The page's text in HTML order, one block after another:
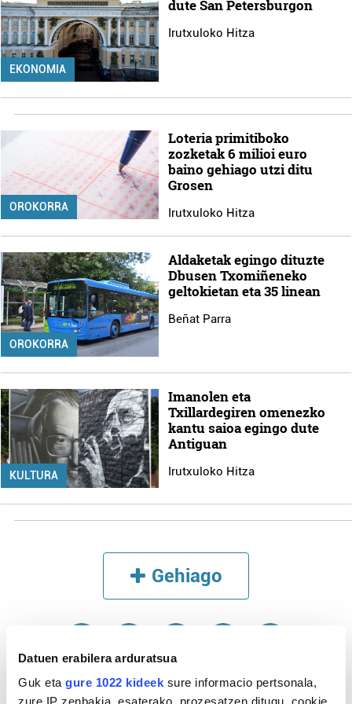
Datuen erabilera arduratsua
Guk eta gure 1022 kideek sure informacio pertsonala,
zure IP zenbakia, esaterako, prozesatzen ditugu, cookie
EKONOMIA
dute San Petersburgon
Irutxuloko Hitza
OROKORRA
Loteria primitiboko
zozketak 6 milioi euro
baino gehiago utzi ditu
Grosen
Irutxuloko Hitza
OROKORRA
Aldaketak egingo dituzte
Dbusen Txomiñeneko
geltokietan eta 35 linean
Beñat Parra
KULTURA
Imanolen eta
Txillardegiren omenezko
kantu saioa egingo dute
Antiguan
Irutxuloko Hitza
Gehiago